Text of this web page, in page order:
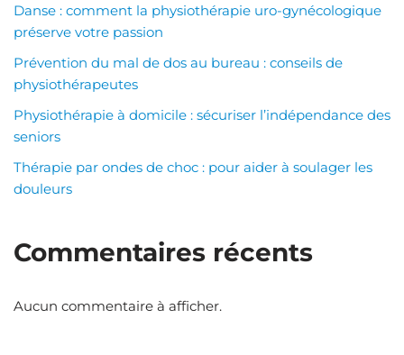
Danse : comment la physiothérapie uro-gynécologique
préserve votre passion
Prévention du mal de dos au bureau : conseils de
physiothérapeutes
Physiothérapie à domicile : sécuriser l’indépendance des
seniors
Thérapie par ondes de choc : pour aider à soulager les
douleurs
Commentaires récents
Aucun commentaire à afficher.